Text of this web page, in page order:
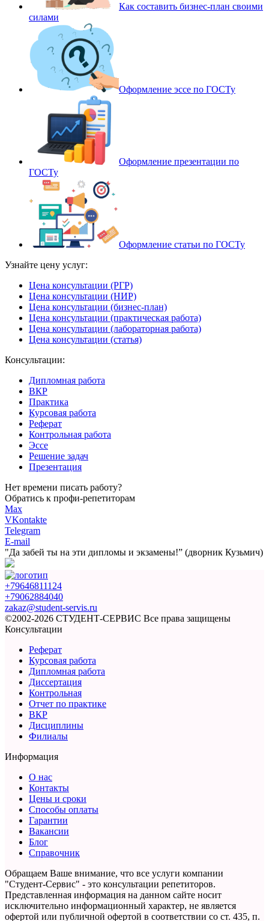
Как составить бизнес-план своими
силами
Оформление эссе по ГОСТу
Оформление презентации по
ГОСТу
Оформление статьи по ГОСТу
Узнайте цену услуг:
Цена консультации (РГР)
Цена консультации (НИР)
Цена консультации (бизнес-план)
Цена консультации (практическая работа)
Цена консультации (лабораторная работа)
Цена консультации (статья)
Консультации:
Дипломная работа
ВКР
Практика
Курсовая работа
Реферат
Контрольная работа
Эссе
Решение задач
Презентация
Нет времени писать работу?
Обратись к профи-репетиторам
Max
VKontakte
Telegram
E-mail
"Да забей ты на эти дипломы и экзамены!” (дворник Кузьмич)
+79646811124
+79062884040
zakaz@student-servis.ru
©2002-2026 СТУДЕНТ-СЕРВИС Все права защищены
Консультации
Реферат
Курсовая работа
Дипломная работа
Диссертация
Контрольная
Отчет по практике
ВКР
Дисциплины
Филиалы
Информация
О нас
Контакты
Цены и сроки
Способы оплаты
Гарантии
Вакансии
Блог
Справочник
Обращаем Ваше внимание, что все услуги компании
"Студент-Сервис" - это консультации репетиторов.
Представленная информация на данном сайте носит
исключительно информационный характер, не является
офертой или публичной офертой в соответствии со ст. 435, п.